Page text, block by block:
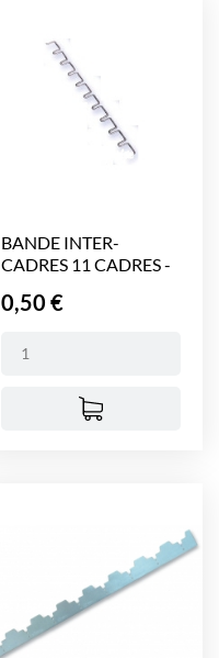
BANDE INTER-
CADRES 11 CADRES -
Prix
0,50 €